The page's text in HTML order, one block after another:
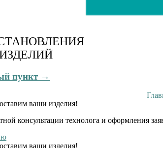
пункт →
ваши изделия!
консультации технолога и оформления
ваши изделия!